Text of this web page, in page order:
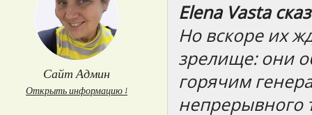
Сайт Админ
Открыть информацию ↓
Elena Vasta
Но вскоре их
зрелище: они
горячим
непрерывного